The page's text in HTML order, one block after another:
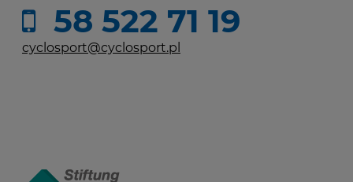
58 522 71 19
cyclosport@cyclosport.pl